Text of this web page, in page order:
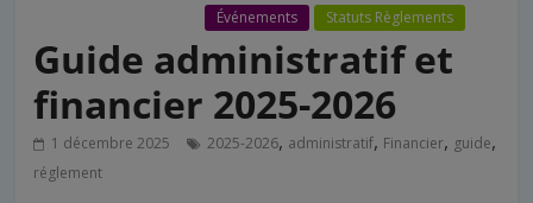
Événements Statuts Règlements
Guide administratif et
financier 2025-2026
1 décembre 2025 2025-2026, administratif, Financier, guide,
réglement